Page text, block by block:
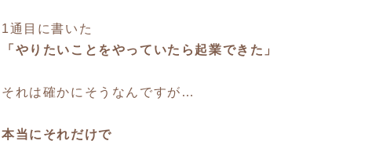
1通目に書いた
「やりたいことをやっていたら起業できた」
それは確かにそうなんですが…
本当にそれだけで